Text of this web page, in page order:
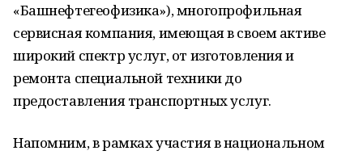
«Башнефтегеофизика»), многопрофильная
сервисная компания, имеющая в своем активе
широкий спектр услуг, от изготовления и
ремонта специальной техники до
предоставления транспортных услуг.
Напомним, в рамках участия в национальном